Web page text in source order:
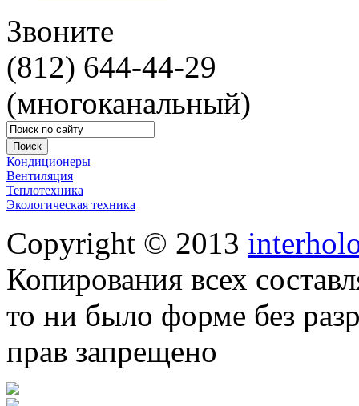
Звоните
(812) 644-44-29
(многоканальный)
Кондиционеры
Вентиляция
Теплотехника
Экологическая техника
Copyright © 2013
Копирования всех
то ни было форме без
прав запрещено